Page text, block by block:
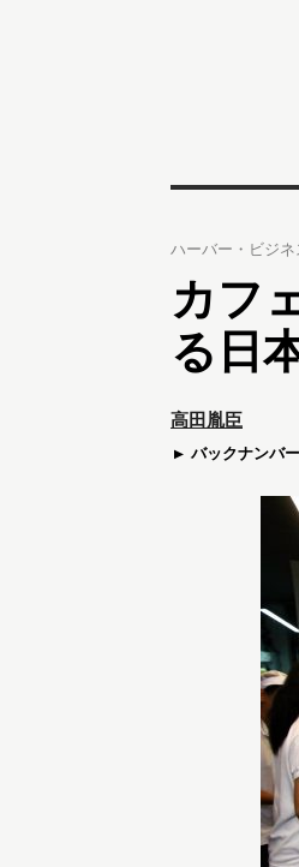
ハーバー・ビジ
カフ
る日
高田胤臣
バックナンバー